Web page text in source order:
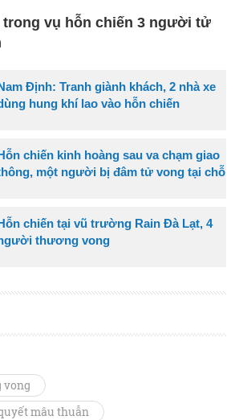
trong vụ hỗn chiến 3 người tử
Định: Tranh giành khách, 2 nhà xe
hung khí lao vào hỗn chiến
chiến kinh hoàng sau va chạm giao
một người bị đâm tử vong tại chỗ
chiến tại vũ trường Rain Đà Lạt, 4
thương vong
vong
mâu thuẫn